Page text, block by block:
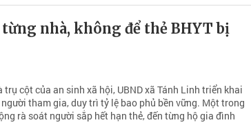
nhà, không để thẻ BHYT bị
cột của an sinh xã hội, UBND xã Tánh Linh triển khai
tham gia, duy trì tỷ lệ bao phủ bền vững. Một trong
rà soát người sắp hết hạn thẻ, đến từng hộ gia đình